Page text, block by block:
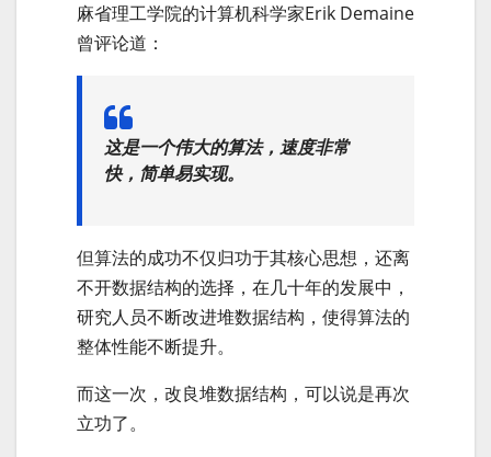
麻省理工学院的计算机科学家Erik Demaine
曾评论道：
这是一个伟大的算法，速度非常
快，简单易实现。
但算法的成功不仅归功于其核心思想，还离
不开数据结构的选择，在几十年的发展中，
研究人员不断改进堆数据结构，使得算法的
整体性能不断提升。
而这一次，改良堆数据结构，可以说是再次
立功了。